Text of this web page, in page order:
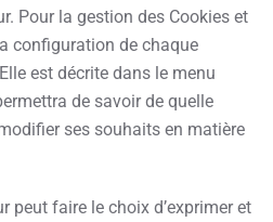
Pour la gestion des Cookies et
configuration de chaque
est décrite dans le menu
de savoir de quelle
ses souhaits en matière
peut faire le choix d’exprimer et